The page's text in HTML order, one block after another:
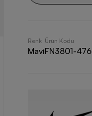
Renk
Mavi
Ürün Kodu
FN3801-476